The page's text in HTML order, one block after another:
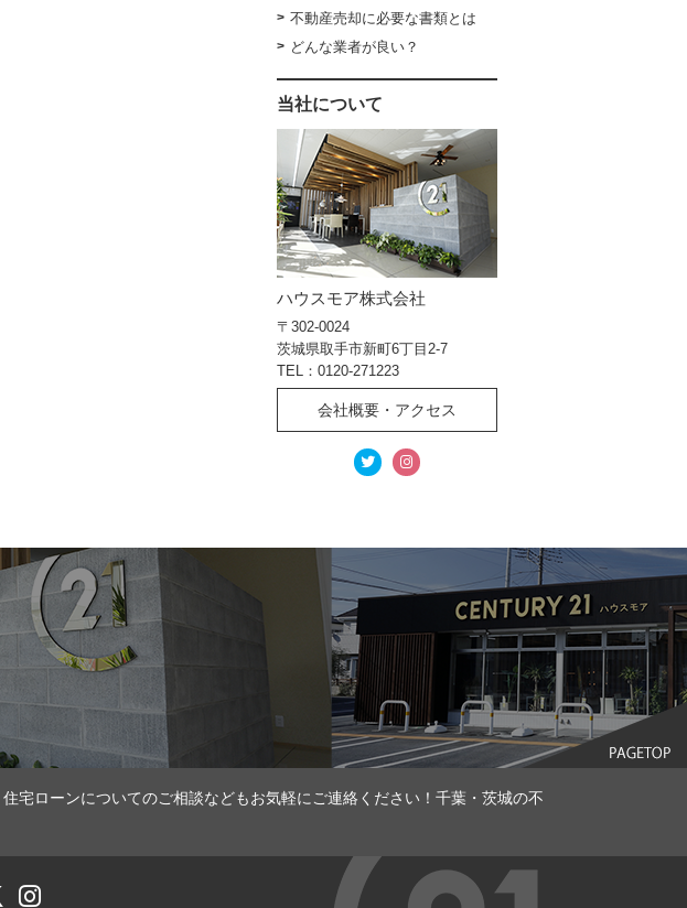
不動産売却に必要な書類とは
どんな業者が良い？
当社について
ハウスモア株式会社
〒302-0024
茨城県取手市新町6丁目2-7
TEL：0120-271223
会社概要・アクセス
宅ローンについてのご相談などもお気軽にご連絡ください！千葉・茨城の不